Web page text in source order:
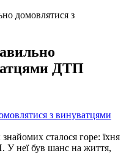
домовлятися з
ДТП
сталося горе: їхня
У неї був шанс на життя,